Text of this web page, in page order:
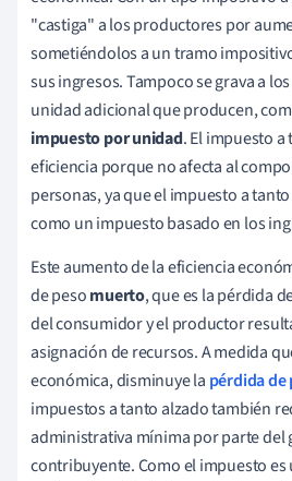
"castiga" a los productores por
sometiéndolos a un tramo
sus ingresos. Tampoco se grava a
unidad adicional que producen,
impuesto por unidad. El impuesto
eficiencia porque no afecta al
personas, ya que el impuesto a
como un impuesto basado en los
Este aumento de la eficiencia
de pesomuerto, que es la pérdida
del consumidor y el productor
asignación de recursos. A medida
económica, disminuye la pérdida de
impuestos a tanto alzado también
administrativa mínima por parte del
contribuyente. Como el impuesto